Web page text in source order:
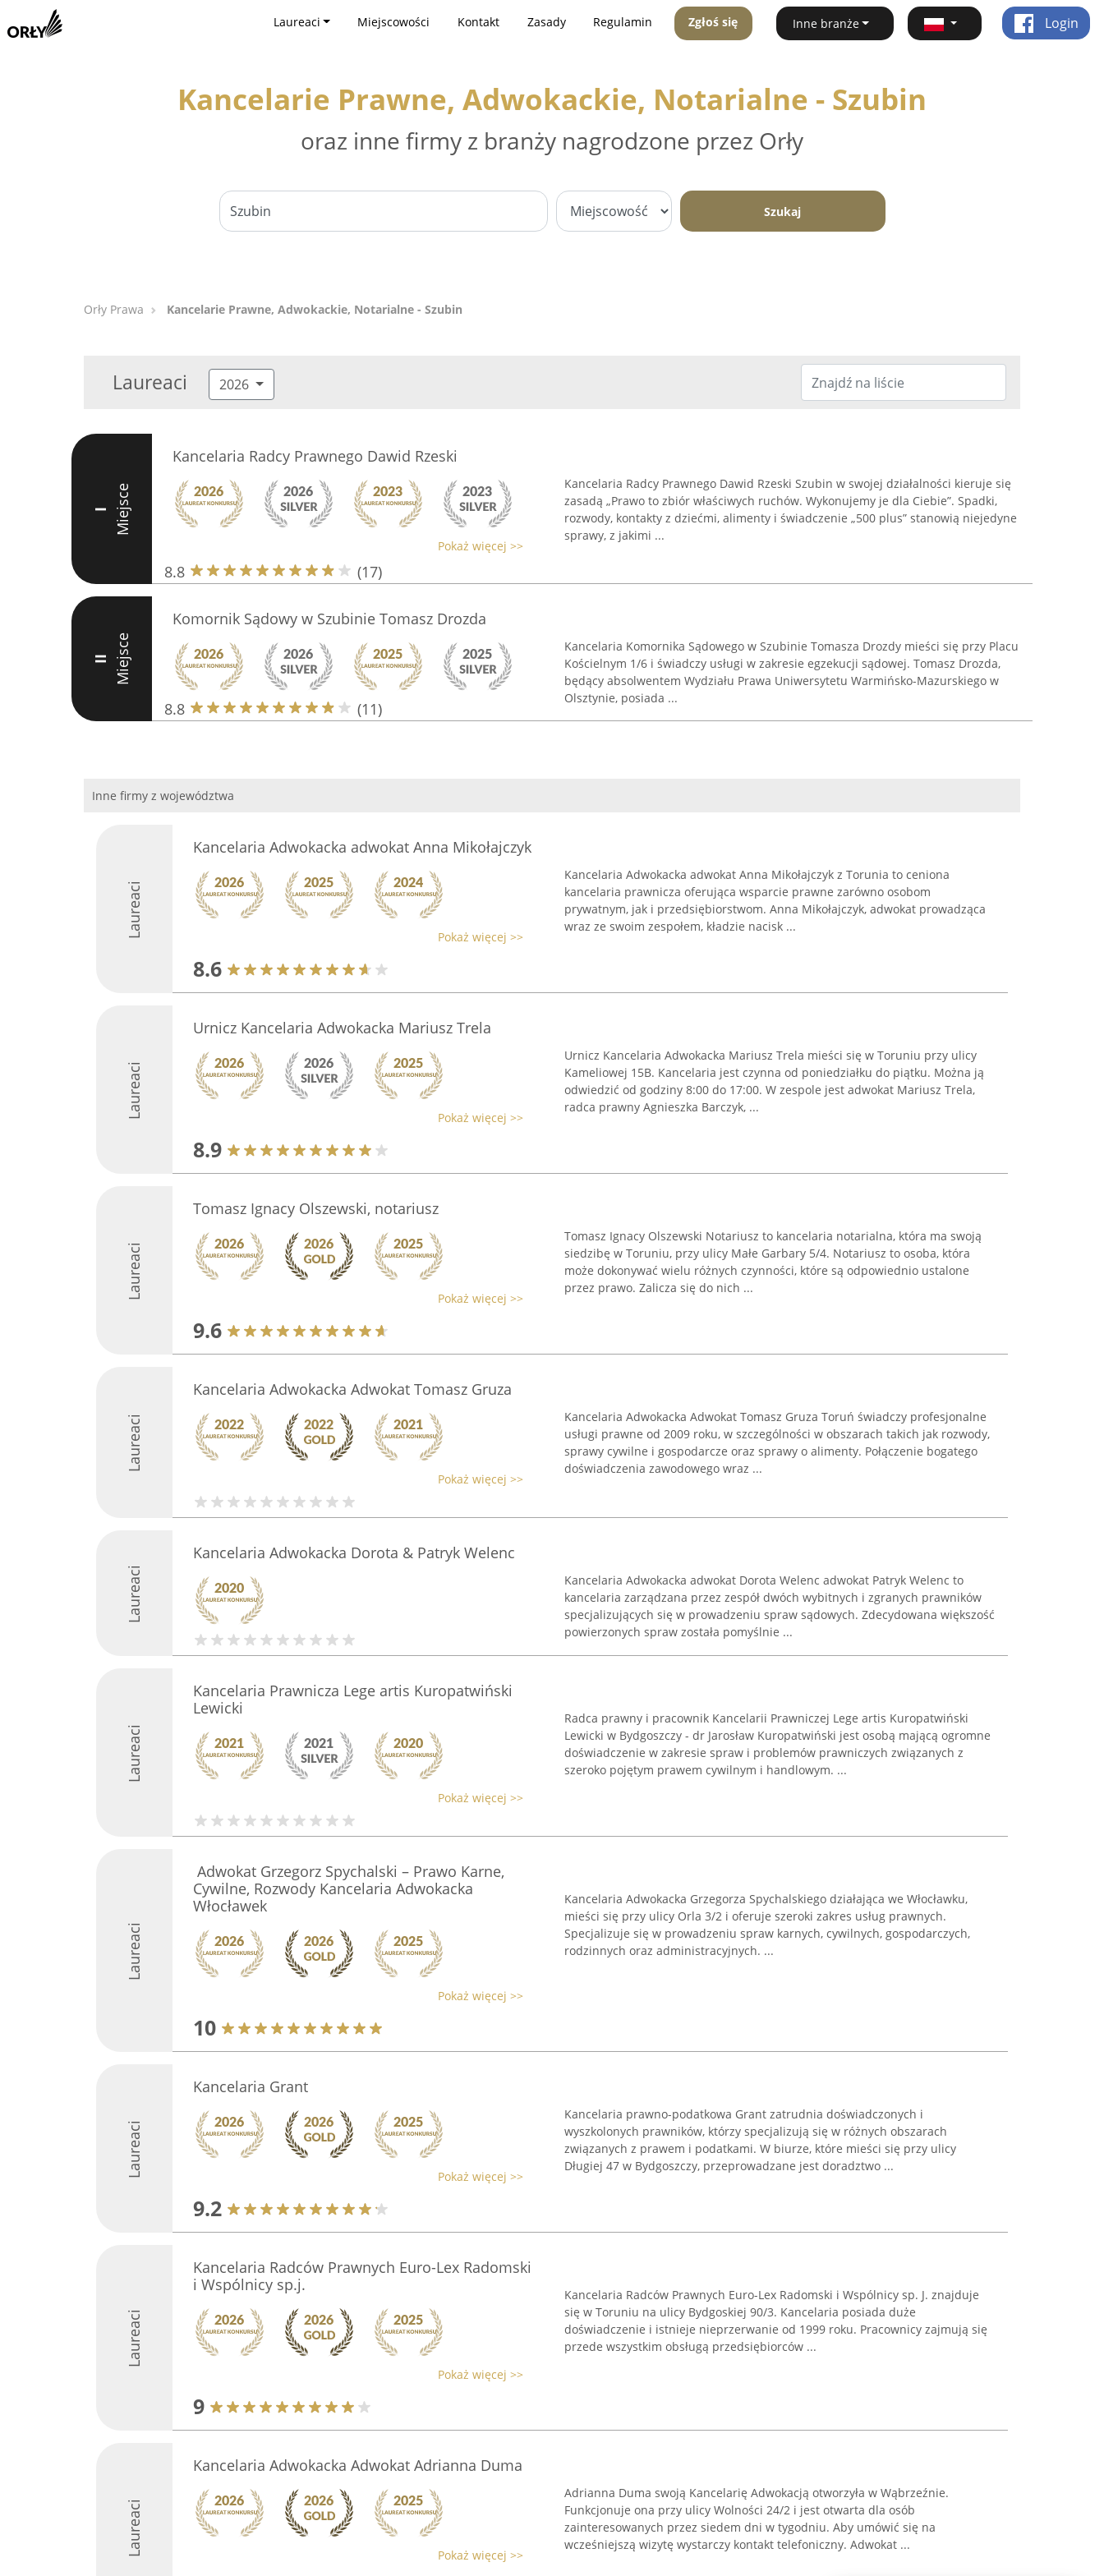
Laureaci Miejscowości Kontakt Zasady Regulamin Zgłoś się Inne branże Login
Kancelarie Prawne, Adwokackie, Notarialne - Szubin
oraz inne firmy z branży nagrodzone przez Orły
Szukaj
Orły Prawa Kancelarie Prawne, Adwokackie, Notarialne - Szubin
Laureaci 2026
I Miejsce
Kancelaria Radcy Prawnego Dawid Rzeski
Pokaż więcej >>
8.8 (17)
Kancelaria Radcy Prawnego Dawid Rzeski Szubin w swojej działalności kieruje się
zasadą „Prawo to zbiór właściwych ruchów. Wykonujemy je dla Ciebie”. Spadki,
rozwody, kontakty z dziećmi, alimenty i świadczenie „500 plus” stanowią niejedyne
sprawy, z jakimi ...
II Miejsce
Komornik Sądowy w Szubinie Tomasz Drozda
8.8 (11)
Kancelaria Komornika Sądowego w Szubinie Tomasza Drozdy mieści się przy Placu
Kościelnym 1/6 i świadczy usługi w zakresie egzekucji sądowej. Tomasz Drozda,
będący absolwentem Wydziału Prawa Uniwersytetu Warmińsko-Mazurskiego w
Olsztynie, posiada ...
Inne firmy z województwa
Laureaci
Kancelaria Adwokacka adwokat Anna Mikołajczyk
Pokaż więcej >>
8.6
Kancelaria Adwokacka adwokat Anna Mikołajczyk z Torunia to ceniona
kancelaria prawnicza oferująca wsparcie prawne zarówno osobom
prywatnym, jak i przedsiębiorstwom. Anna Mikołajczyk, adwokat prowadząca
wraz ze swoim zespołem, kładzie nacisk ...
Laureaci
Urnicz Kancelaria Adwokacka Mariusz Trela
Pokaż więcej >>
8.9
Urnicz Kancelaria Adwokacka Mariusz Trela mieści się w Toruniu przy ulicy
Kameliowej 15B. Kancelaria jest czynna od poniedziałku do piątku. Można ją
odwiedzić od godziny 8:00 do 17:00. W zespole jest adwokat Mariusz Trela,
radca prawny Agnieszka Barczyk, ...
Laureaci
Tomasz Ignacy Olszewski, notariusz
Pokaż więcej >>
9.6
Tomasz Ignacy Olszewski Notariusz to kancelaria notarialna, która ma swoją
siedzibę w Toruniu, przy ulicy Małe Garbary 5/4. Notariusz to osoba, która
może dokonywać wielu różnych czynności, które są odpowiednio ustalone
przez prawo. Zalicza się do nich ...
Laureaci
Kancelaria Adwokacka Adwokat Tomasz Gruza
Pokaż więcej >>
Kancelaria Adwokacka Adwokat Tomasz Gruza Toruń świadczy profesjonalne
usługi prawne od 2009 roku, w szczególności w obszarach takich jak rozwody,
sprawy cywilne i gospodarcze oraz sprawy o alimenty. Połączenie bogatego
doświadczenia zawodowego wraz ...
Laureaci
Kancelaria Adwokacka Dorota & Patryk Welenc
Kancelaria Adwokacka adwokat Dorota Welenc adwokat Patryk Welenc to
kancelaria zarządzana przez zespół dwóch wybitnych i zgranych prawników
specjalizujących się w prowadzeniu spraw sądowych. Zdecydowana większość
powierzonych spraw została pomyślnie ...
Laureaci
Kancelaria Prawnicza Lege artis Kuropatwiński
Lewicki
Pokaż więcej >>
Radca prawny i pracownik Kancelarii Prawniczej Lege artis Kuropatwiński
Lewicki w Bydgoszczy - dr Jarosław Kuropatwiński jest osobą mającą ogromne
doświadczenie w zakresie spraw i problemów prawniczych związanych z
szeroko pojętym prawem cywilnym i handlowym. ...
Laureaci
️ Adwokat Grzegorz Spychalski – Prawo Karne,
Cywilne, Rozwody Kancelaria Adwokacka
Włocławek
Pokaż więcej >>
10
Kancelaria Adwokacka Grzegorza Spychalskiego działająca we Włocławku,
mieści się przy ulicy Orla 3/2 i oferuje szeroki zakres usług prawnych.
Specjalizuje się w prowadzeniu spraw karnych, cywilnych, gospodarczych,
rodzinnych oraz administracyjnych. ...
Laureaci
Kancelaria Grant
Pokaż więcej >>
9.2
Kancelaria prawno-podatkowa Grant zatrudnia doświadczonych i
wyszkolonych prawników, którzy specjalizują się w różnych obszarach
związanych z prawem i podatkami. W biurze, które mieści się przy ulicy
Długiej 47 w Bydgoszczy, przeprowadzane jest doradztwo ...
Laureaci
Kancelaria Radców Prawnych Euro-Lex Radomski
i Wspólnicy sp.j.
Pokaż więcej >>
9
Kancelaria Radców Prawnych Euro-Lex Radomski i Wspólnicy sp. J. znajduje
się w Toruniu na ulicy Bydgoskiej 90/3. Kancelaria posiada duże
doświadczenie i istnieje nieprzerwanie od 1999 roku. Pracownicy zajmują się
przede wszystkim obsługą przedsiębiorców ...
Laureaci
Kancelaria Adwokacka Adwokat Adrianna Duma
Pokaż więcej >>
Adrianna Duma swoją Kancelarię Adwokacją otworzyła w Wąbrzeźnie.
Funkcjonuje ona przy ulicy Wolności 24/2 i jest otwarta dla osób
zainteresowanych przez siedem dni w tygodniu. Aby umówić się na
wcześniejszą wizytę wystarczy kontakt telefoniczny. Adwokat ...